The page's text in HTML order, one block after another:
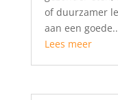
of duurzamer
aan een
Lees meer